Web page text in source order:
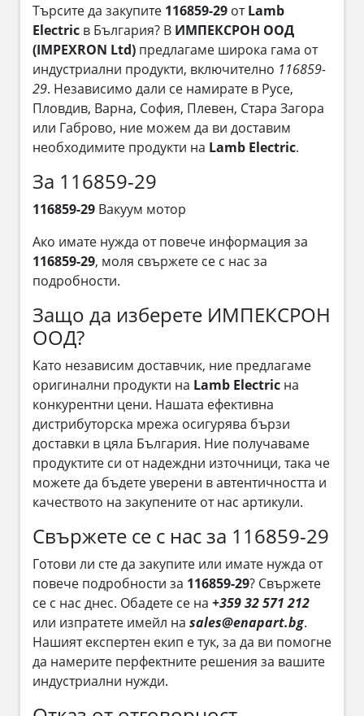
Търсите да закупите 116859-29 отLamb
Electric в България? В ИМПЕКСРОН ООД
(IMPEXRON Ltd) предлагаме широка гама от
индустриални продукти, включително 116859-
29. Независимо дали се намирате в Русе,
Пловдив, Варна, София, Плевен, Стара Загора
или Габрово, ние можем да ви доставим
необходимите продукти на Lamb Electric.
За 116859-29
116859-29 Вакуум мотор
Ако имате нужда от повече информация за
116859-29, моля свържете се с нас за
подробности.
Защо да изберете ИМПЕКСРОН
ООД?
Като независим доставчик, ние предлагаме
оригинални продукти на Lamb Electric на
конкурентни цени. Нашата ефективна
дистрибуторска мрежа осигурява бързи
доставки в цяла България. Ние получаваме
продуктите си от надеждни източници, така че
можете да бъдете уверени в автентичността и
качеството на закупените от нас артикули.
Свържете се с нас за 116859-29
Готови ли сте да закупите или имате нужда от
повече подробности за 116859-29? Свържете
се с нас днес. Обадете се на +359 32 571 212
или изпратете имейл на sales@enapart.bg.
Нашият експертен екип е тук, за да ви помогне
да намерите перфектните решения за вашите
индустриални нужди.